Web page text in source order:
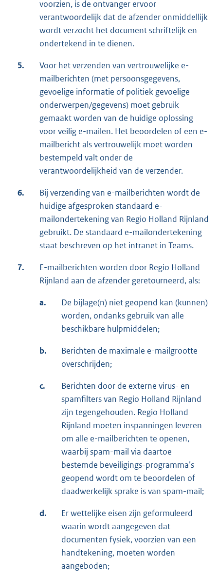
voorzien, is de ontvanger ervoor
verantwoordelijk dat de afzender onmiddellijk
wordt verzocht het document schriftelijk en
ondertekend in te dienen.
5.
Voor het verzenden van vertrouwelijke e-
mailberichten (met persoonsgegevens,
gevoelige informatie of politiek gevoelige
onderwerpen/gegevens) moet gebruik
gemaakt worden van de huidige oplossing
voor veilig e-mailen. Het beoordelen of een e-
mailbericht als vertrouwelijk moet worden
bestempeld valt onder de
verantwoordelijkheid van de verzender.
6.
Bij verzending van e-mailberichten wordt de
huidige afgesproken standaard e-
mailondertekening van Regio Holland Rijnland
gebruikt. De standaard e-mailondertekening
staat beschreven op het intranet in Teams.
7.
E-mailberichten worden door Regio Holland
Rijnland aan de afzender geretourneerd, als:
a.
De bijlage(n) niet geopend kan (kunnen)
worden, ondanks gebruik van alle
beschikbare hulpmiddelen;
b.
Berichten de maximale e-mailgrootte
overschrijden;
c.
Berichten door de externe virus- en
spamfilters van Regio Holland Rijnland
zijn tegengehouden. Regio Holland
Rijnland moeten inspanningen leveren
om alle e-mailberichten te openen,
waarbij spam-mail via daartoe
bestemde beveiligings-programma’s
geopend wordt om te beoordelen of
daadwerkelijk sprake is van spam-mail;
d.
Er wettelijke eisen zijn geformuleerd
waarin wordt aangegeven dat
documenten fysiek, voorzien van een
handtekening, moeten worden
aangeboden;